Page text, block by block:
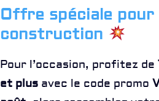
Offre spéciale pour
construction
Pour l’occasion, profitez de
et plus avec le code promo